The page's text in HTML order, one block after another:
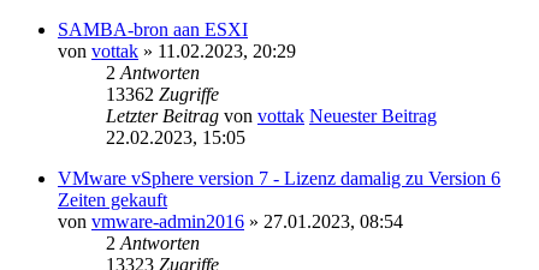
SAMBA-bron aan ESXI
von vottak » 11.02.2023, 20:29
2 Antworten
13362 Zugriffe
Letzter Beitrag von vottak Neuester Beitrag
22.02.2023, 15:05
VMware vSphere version 7 - Lizenz damalig zu Version 6
Zeiten gekauft
von vmware-admin2016 » 27.01.2023, 08:54
2 Antworten
13323 Zugriffe